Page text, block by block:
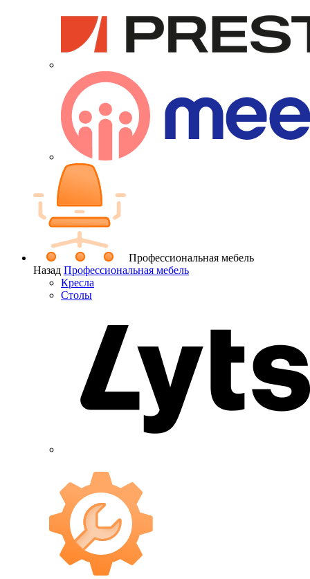
Профессиональная мебель
Назад Профессиональная мебель
Кресла
Столы